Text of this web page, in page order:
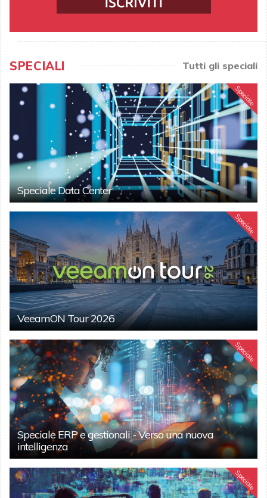
SPECIALI Tutti gli speciali
Speciale
Speciale Data Center
Speciale
VeeamON Tour 2026
Speciale
Speciale ERP e gestionali - Verso una nuova
intelligenza
Speciale